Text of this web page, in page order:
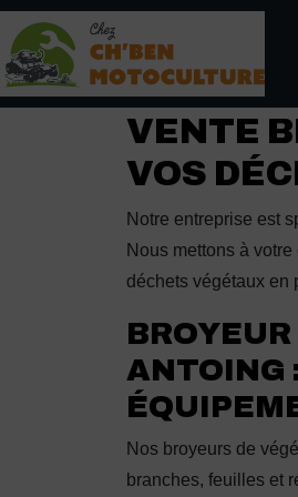
VENTE
VOS
Notre entreprise est
Nous mettons à
déchets végétaux en
ANTOING
Nos broyeurs de
branches, feuilles et
Panneau de gestion des cookies